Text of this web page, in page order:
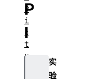
P
I
实
验
P
i
c
t
u